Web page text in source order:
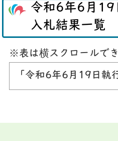
令和6年6月19
入札結果一覧
※表は横スクロールでき
「令和6年6月19日執